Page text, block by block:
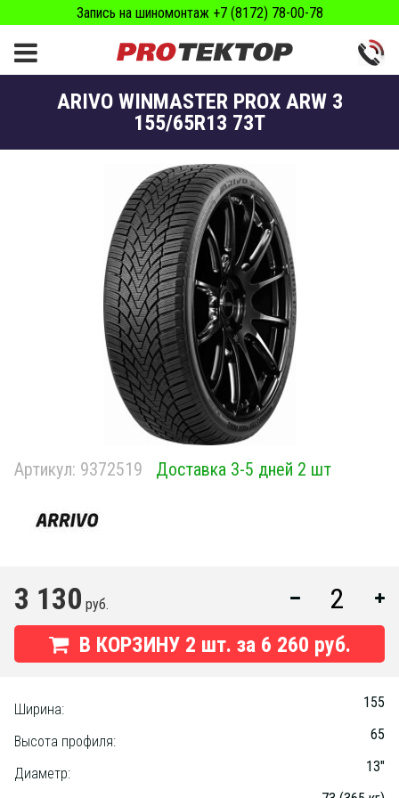
Запись на шиномонтаж +7 (8172) 78-00-78
ARIVO WINMASTER PROX ARW 3
155/65R13 73T
Артикул: 9372519 Доставка 3-5 дней 2 шт
3 130 руб.
В КОРЗИНУ 2 шт. за 6 260 руб.
Ширина: 155
Высота профиля: 65
Диаметр: 13"